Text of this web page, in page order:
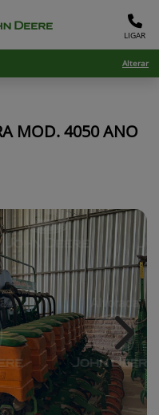
LIGAR
Alterar
MOD. 4050 ANO
Next